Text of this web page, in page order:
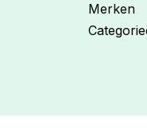
Merken